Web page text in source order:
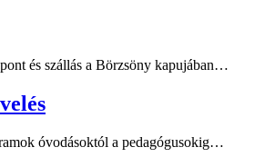
és szállás a Börzsöny kapujában…
óvodásoktól a pedagógusokig…